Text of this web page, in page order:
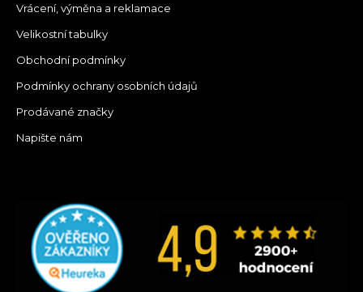
Vrácení, výměna a reklamace
Velikostní tabulky
Obchodní podmínky
Podmínky ochrany osobních údajů
Prodávané značky
Napište nám